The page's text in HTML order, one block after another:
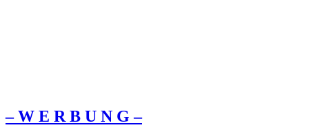
– W Ε R Β U Ν G –